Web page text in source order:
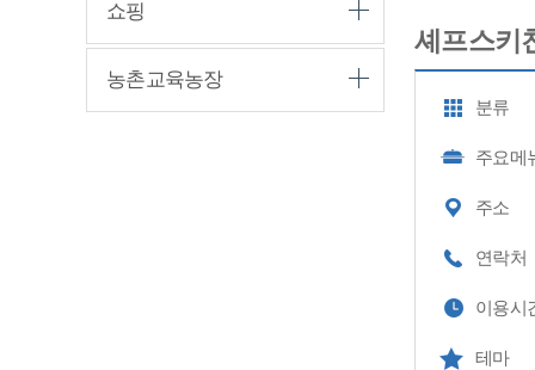
쇼핑
농촌교육농장
셰프스키
분류
주요메
주소
연락처
이용시
테마